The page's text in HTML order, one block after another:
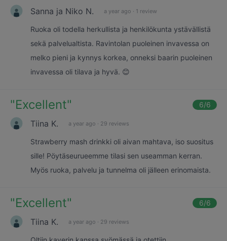
Sanna ja Niko N. a year ago · 1 review
Ruoka oli todella herkullista ja henkilökunta ystävällistä
sekä palvelualtista. Ravintolan puoleinen invavessa on
melko pieni ja kynnys korkea, onneksi baarin puoleinen
invavessa oli tilava ja hyvä. 😊
"Excellent" 6/6
Tiina K. a year ago · 29 reviews
Strawberry mash drinkki oli aivan mahtava, iso suositus
sille! Pöytäseurueemme tilasi sen useamman kerran.
Myös ruoka, palvelu ja tunnelma oli jälleen erinomaista.
"Excellent" 6/6
Tiina K. a year ago · 29 reviews